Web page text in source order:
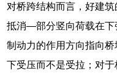
对桥跨结构而言，好建
抵消—部分竖向荷载在下
制动力的作用方向指向
下受压而不是受拉；对